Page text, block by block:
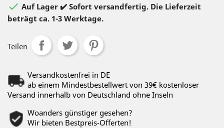
 Auf Lager ✔️ Sofort versandfertig. Die Lieferzeit
beträgt ca. 1-3 Werktage.
Teilen
Versandkostenfrei in DE
ab einem Mindestbestellwert von 39€ kostenloser
Versand innerhalb von Deutschland ohne Inseln
Woanders günstiger gesehen?
Wir bieten Bestpreis-Offerten!